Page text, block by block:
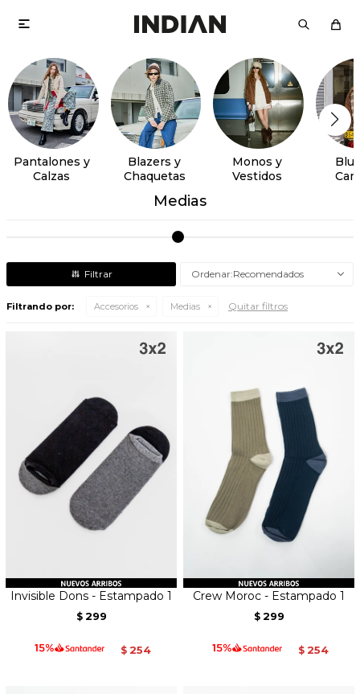

Pantalones y
Calzas
Blazers y
Chaquetas
Monos y
Vestidos
Medias
Recomendados
Filtrando por: Accesorios Medias Quitar filtros
Invisible Dons - Estampado 1
$ 299
$ 254
Crew Moroc - Estampado 1
$ 299
$ 254